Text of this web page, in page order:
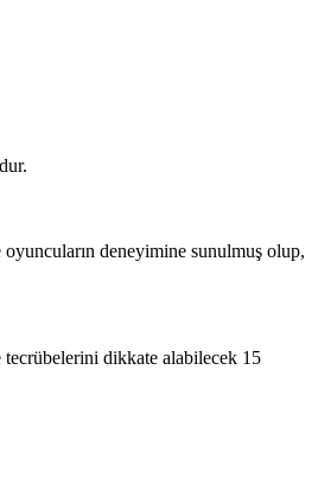
deneyimine sunulmuş olup,
dikkate alabilecek 15